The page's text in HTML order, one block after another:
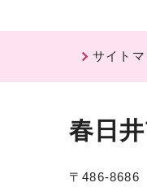
サイト
春日
〒486-8686